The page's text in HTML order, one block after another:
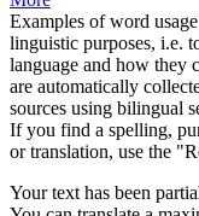
Examples of word
linguistic purposes, i.e.
language and how they
are automatically
sources using bilingual
If you find a spelling,
or translation, use the
Your text has been